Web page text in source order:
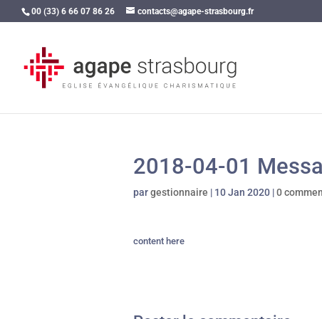
00 (33) 6 66 07 86 26 contacts@agape-strasbourg.fr
2018-04-01
pargestionnaire | 10 Jan 2020 |0
content here